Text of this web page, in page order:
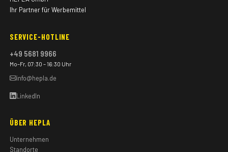
Ihr Partner für Werbemittel
SERVICE-HOTLINE
+49 5681 9966
Mo–Fr, 07:30 – 16:30 Uhr
info@hepla.de
LinkedIn
ÜBER HEPLA
Unternehmen
Standorte